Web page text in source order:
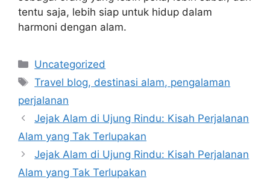
tentu saja, lebih siap untuk hidup dalam
harmoni dengan alam.
Categories
Uncategorized
Tags
Travel blog, destinasi alam, pengalaman
perjalanan
Jejak Alam di Ujung Rindu: Kisah Perjalanan
Alam yang Tak Terlupakan
Jejak Alam di Ujung Rindu: Kisah Perjalanan
Alam yang Tak Terlupakan